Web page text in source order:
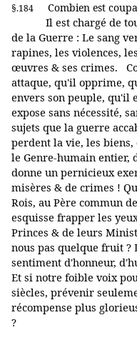
§.184 Combien est
Il est chargé de
de la Guerre : Le sang
rapines, les violences,
œuvres & ses crimes.
attaque, qu'il opprime,
envers son peuple, qu'il
expose sans nécessité,
sujets que la guerre
perdent la vie, les biens,
le Genre-humain entier,
donne un pernicieux
misères & de crimes !
Rois, au Père commun
esquisse frapper les
Princes & de leurs
nous pas quelque fruit ?
sentiment d'honneur,
Et si notre foible voix
siècles, prévenir
récompense plus
?